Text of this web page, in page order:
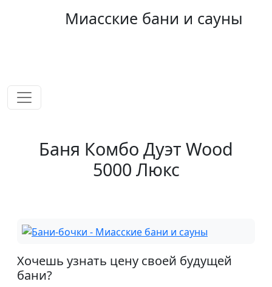
Миасские бани и сауны
Баня Комбо Дуэт Wood
5000 Люкс
Хочешь узнать цену своей будущей
бани?